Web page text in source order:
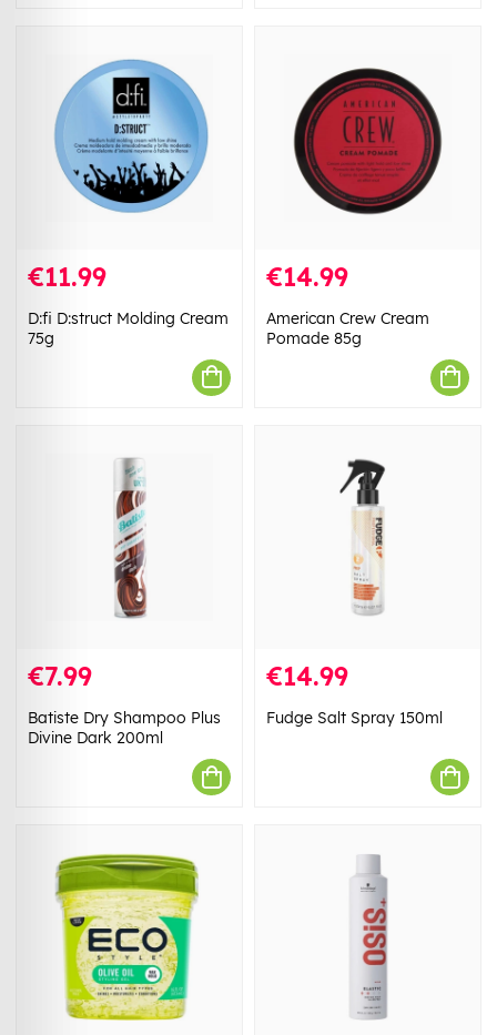
€11.99
D:fi D:struct Molding Cream
75g
€14.99
American Crew Cream
Pomade 85g
€7.99
Batiste Dry Shampoo Plus
Divine Dark 200ml
€14.99
Fudge Salt Spray 150ml